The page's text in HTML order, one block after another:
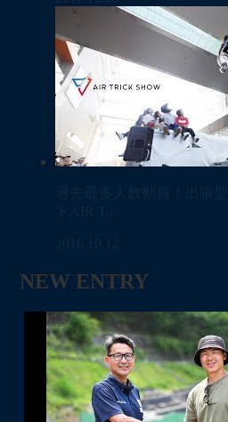
NEW ENTRY